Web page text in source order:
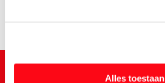
Alles toestaan